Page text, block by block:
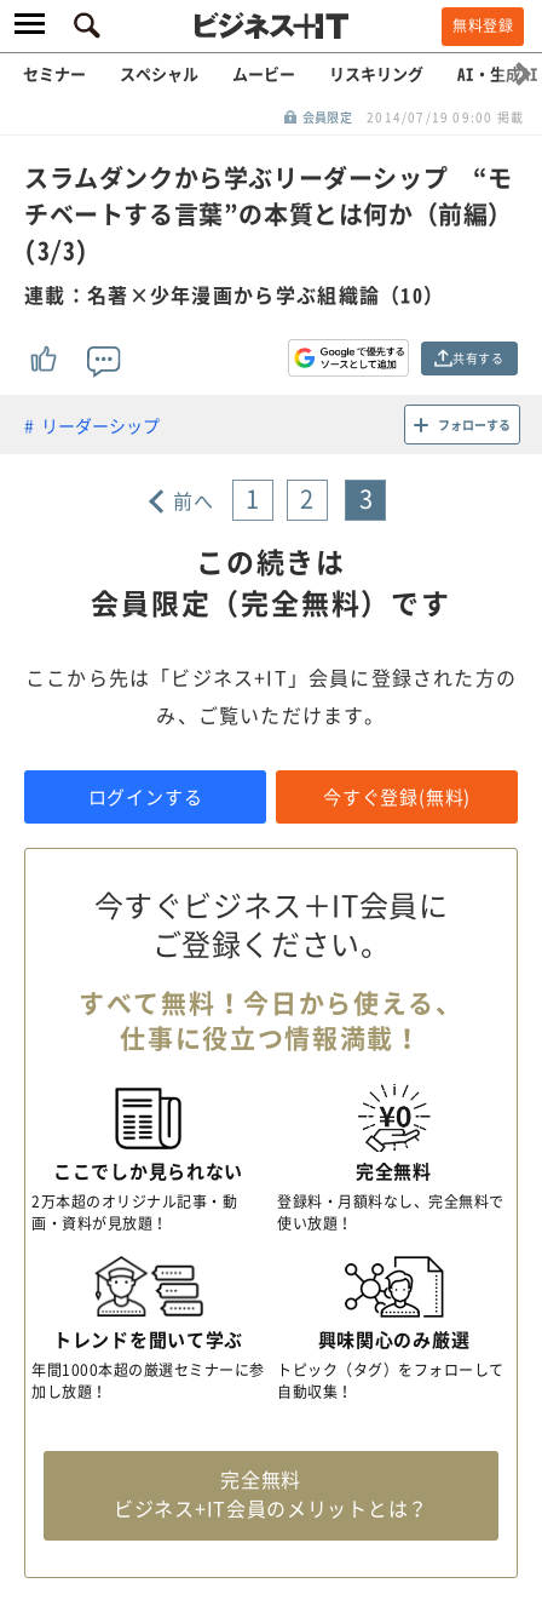
無料登録
セミナー スペシャル ムービー リスキリング AI・生成AI
会員限定 2014/07/19 09:00 掲載
スラムダンクから学ぶリーダーシップ “モ
チベートする言葉”の本質とは何か（前編）
(3/3)
連載：名著×少年漫画から学ぶ組織論（10）
共有する
リーダーシップ フォローする
前へ 1 2 3
この続きは
会員限定（完全無料）です
ここから先は「ビジネス+IT」会員に登録された方の
み、ご覧いただけます。
ログインする 今すぐ登録(無料)
今すぐビジネス＋IT会員に
ご登録ください。
すべて無料！今日から使える、
仕事に役立つ情報満載！
ここでしか見られない
2万本超のオリジナル記事・動
画・資料が見放題！
完全無料
登録料・月額料なし、完全無料で
使い放題！
トレンドを聞いて学ぶ
年間1000本超の厳選セミナーに参
加し放題！
興味関心のみ厳選
トピック（タグ）をフォローして
自動収集！
完全無料
ビジネス+IT会員のメリットとは？